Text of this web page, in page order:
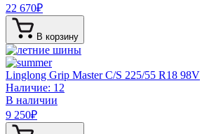
22 670₽
В корзину
Linglong Grip Master C/S 225/55 R18 98V
Наличие: 12
В наличии
9 250₽